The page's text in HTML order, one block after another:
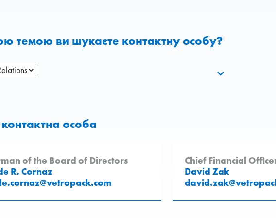
темою ви шукаєте контактну особу?
особа
of the Board of Directors
R. Cornaz
@vetropack.com
Chief Financial
David Zak
david.zak@